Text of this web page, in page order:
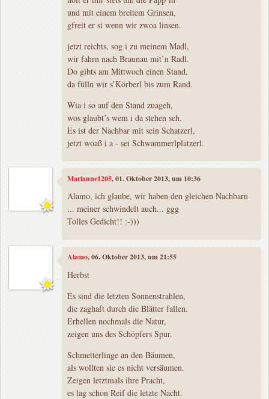
und mit einem breitem Grinsen,
gfreit er si wenn wir zwoa linsen.
jetzt reichts, sog i zu meinem Madl,
wir fahrn nach Braunau mit’n Radl.
Do gibts am Mittwoch einen Stand,
da fülln wir s’Körberl bis zum Rand.
Wia i so auf den Stand zuageh,
wos glaubt’s wem i da stehen seh.
Es ist der Nachbar mit sein Schatzerl,
jetzt woaß i a - sei Schwammerlplatzerl.
Marianne1205, 01. Oktober 2013, um 10:36
Alamo, ich glaube, wir haben den gleichen Nachbarn
... meiner schwindelt auch... ggg
Tolles Gedicht!! :-)))
Alamo, 06. Oktober 2013, um 21:55
Herbst
Es sind die letzten Sonnenstrahlen,
die zaghaft durch die Blätter fallen.
Erhellen nochmals die Natur,
zeigen uns des Schöpfers Spur.
Schmetterlinge an den Bäumen,
als wollten sie es nicht versäumen.
Zeigen letztmals ihre Pracht,
es lag schon Reif die letzte Nacht.